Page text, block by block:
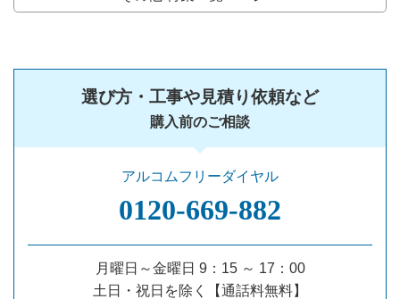
選び方・工事や見積り依頼など
購入前のご相談
アルコムフリーダイヤル
0120‐669‐882
月曜日～金曜日 9：15 ～ 17：00
土日・祝日を除く【通話料無料】